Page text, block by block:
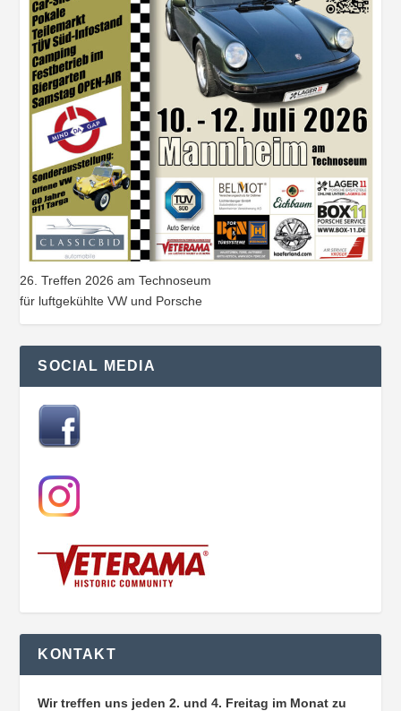
26. Treffen 2026 am Technoseum
für luftgekühlte VW und Porsche
SOCIAL MEDIA
KONTAKT
Wir treffen uns jeden 2. und 4. Freitag im Monat zu